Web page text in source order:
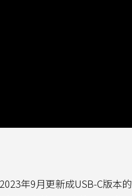
年9月更新成USB-C版本